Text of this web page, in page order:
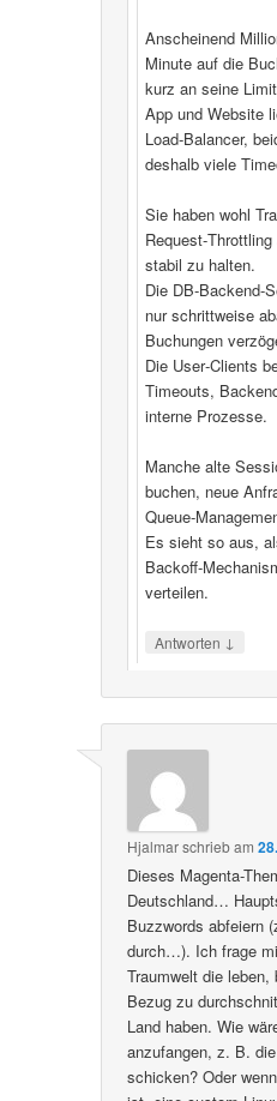
Anscheinend
Minute auf die
kurz an seine
App und Website
Load‑Balancer,
deshalb viele
Sie haben wohl
stabil zu halten.
Die DB‑Backend-
nur schrittweise
Buchungen
Die User‑Clients
Timeouts,
interne Prozesse.
Manche alte
buchen, neue
Es sieht so aus,
verteilen.
Antworten ↓
Hjalmarschriebam
Dieses Magenta-
Deutschland…
Buzzwords abfeiern
durch…). Ich frage
Traumwelt die
Bezug zu
Land haben. Wie
anzufangen, z. B.
schicken? Oder